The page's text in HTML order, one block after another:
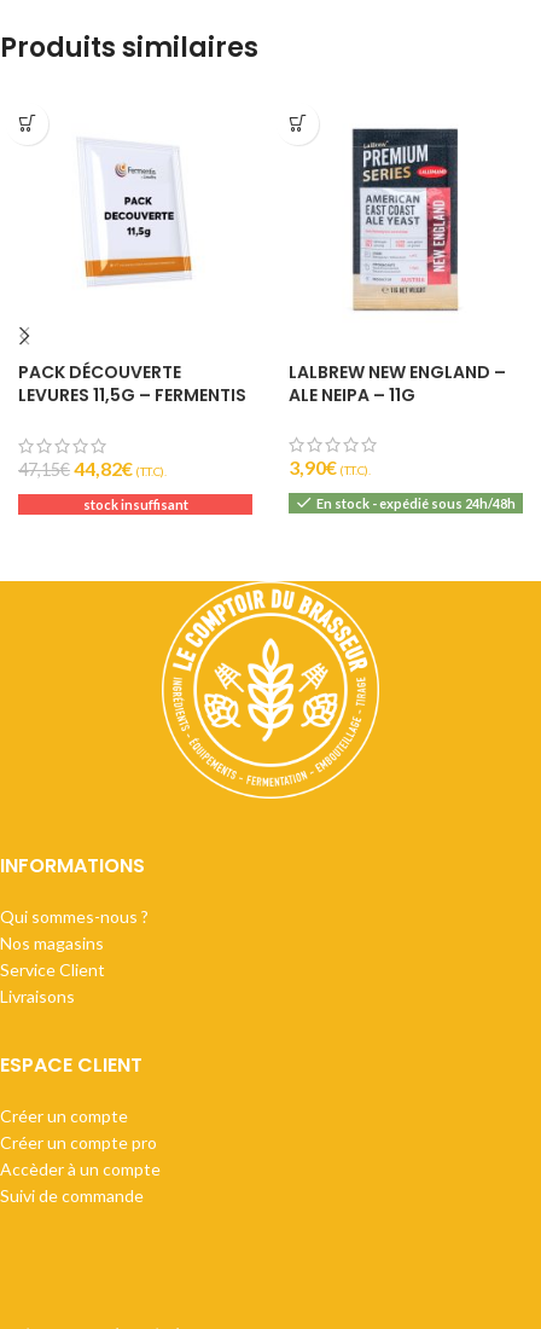
Produits similaires
PACK DÉCOUVERTE
LEVURES 11,5G – FERMENTIS
47,15€44,82€ (T.T.C).
stock insuffisant
LALBREW NEW ENGLAND –
ALE NEIPA – 11G
3,90€ (T.T.C).
En stock - expédié sous 24h/48h
INFORMATIONS
Qui sommes-nous ?
Nos magasins
Service Client
Livraisons
ESPACE CLIENT
Créer un compte
Créer un compte pro
Accèder à un compte
Suivi de commande